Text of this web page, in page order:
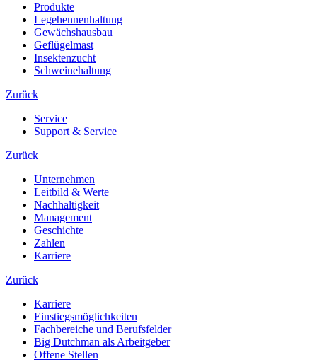
Produkte
Legehennenhaltung
Gewächshausbau
Geflügelmast
Insektenzucht
Schweinehaltung
Zurück
Service
Support & Service
Zurück
Unternehmen
Leitbild & Werte
Nachhaltigkeit
Management
Geschichte
Zahlen
Karriere
Zurück
Karriere
Einstiegsmöglichkeiten
Fachbereiche und Berufsfelder
Big Dutchman als Arbeitgeber
Offene Stellen